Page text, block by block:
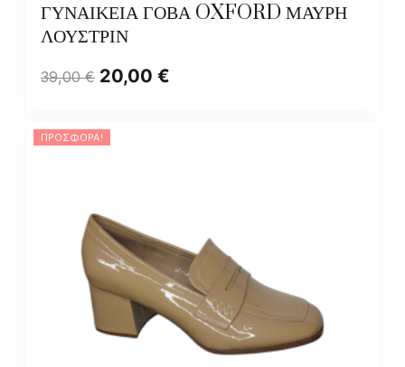
ΓΥΝΑΙΚΕΙΑ ΓΟΒΑ OXFORD ΜΑΥΡΗ
ΛΟΥΣΤΡΙΝ
39,00€ 20,00 €
ΠΡΟΣΦΟΡΆ!